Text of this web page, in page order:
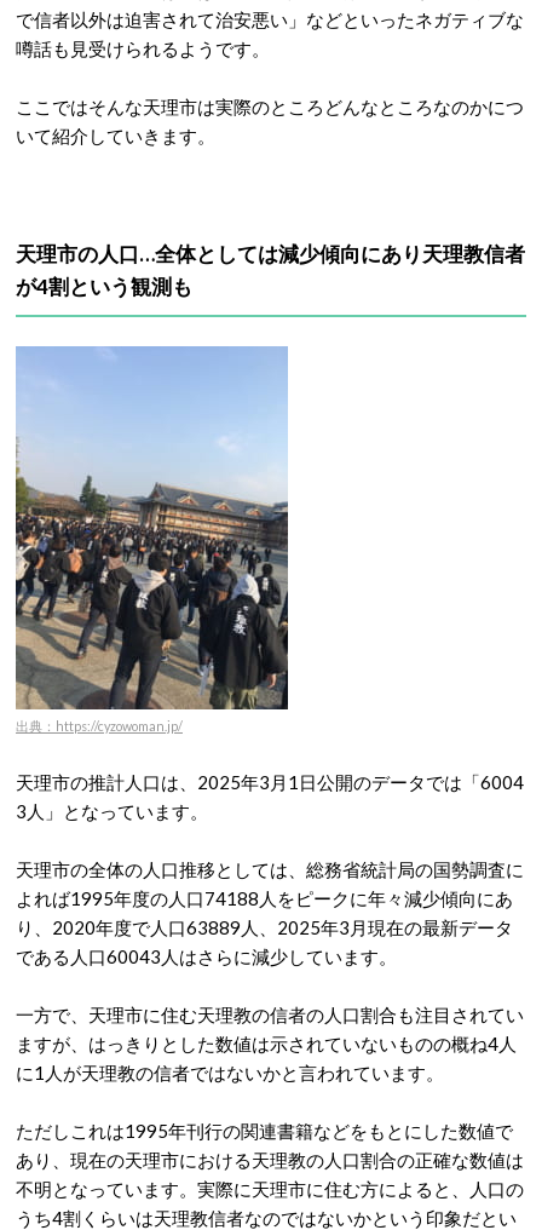
で信者以外は迫害されて治安悪い」などといったネガティブな
噂話も見受けられるようです。
ここではそんな天理市は実際のところどんなところなのかにつ
いて紹介していきます。
天理市の人口…全体としては減少傾向にあり天理教信者
が4割という観測も
出典：https://cyzowoman.jp/
天理市の推計人口は、2025年3月1日公開のデータでは「6004
3人」となっています。
天理市の全体の人口推移としては、総務省統計局の国勢調査に
よれば1995年度の人口74188人をピークに年々減少傾向にあ
り、2020年度で人口63889人、2025年3月現在の最新データ
である人口60043人はさらに減少しています。
一方で、天理市に住む天理教の信者の人口割合も注目されてい
ますが、はっきりとした数値は示されていないものの概ね4人
に1人が天理教の信者ではないかと言われています。
ただしこれは1995年刊行の関連書籍などをもとにした数値で
あり、現在の天理市における天理教の人口割合の正確な数値は
不明となっています。実際に天理市に住む方によると、人口の
うち4割くらいは天理教信者なのではないかという印象だとい